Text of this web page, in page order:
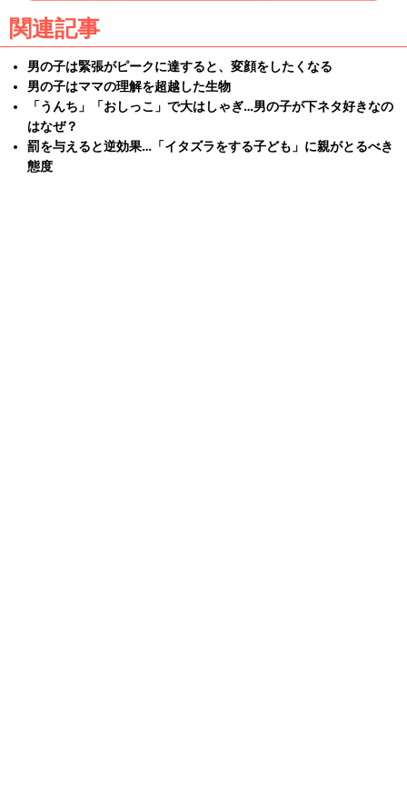
関連記事
男の子は緊張がピークに達すると、変顔をしたくなる
男の子はママの理解を超越した生物
「うんち」「おしっこ」で大はしゃぎ…男の子が下ネタ好きなの
はなぜ？
罰を与えると逆効果…「イタズラをする子ども」に親がとるべき
態度